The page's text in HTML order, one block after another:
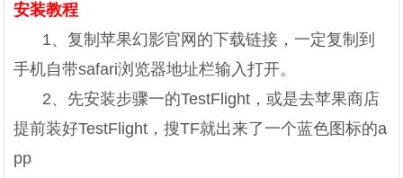
安装教程
1、复制苹果幻影官网的下载链接，一定复制到
手机自带safari浏览器地址栏输入打开。
2、先安装步骤一的TestFlight，或是去苹果商店
提前装好TestFlight，搜TF就出来了一个蓝色图标的a
pp